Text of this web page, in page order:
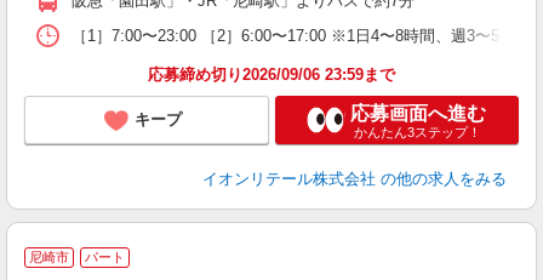
［1］7:00〜23:00 ［2］6:00〜17:00 ※1日4〜8時間、週3〜5日
応募締め切り2026/09/06 23:59まで
キープ 応募画面へ進む
かんたん3ステップ！
イオンリテール株式会社 の他の求人をみる
尼崎市 パート